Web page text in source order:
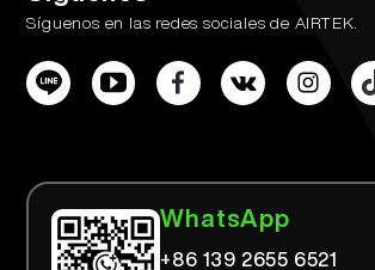
Síguenos en las redes sociales de AIRTEK.
WhatsApp
+86 139 2655 6521